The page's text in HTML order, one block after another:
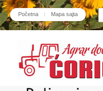
Početna Mapa sajta